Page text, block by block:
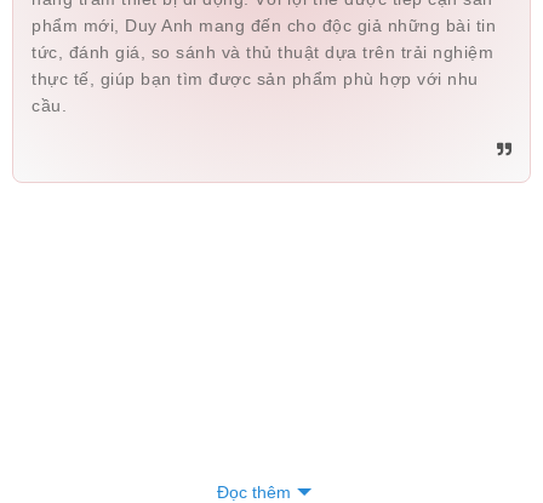
phẩm mới, Duy Anh mang đến cho độc giả những bài tin
tức, đánh giá, so sánh và thủ thuật dựa trên trải nghiệm
thực tế, giúp bạn tìm được sản phẩm phù hợp với nhu
cầu.
Đọc thêm